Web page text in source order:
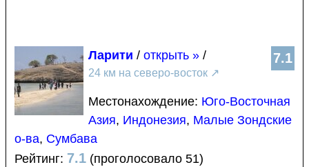
7.1
Ларити / открыть » /
24 км на северо-восток ↗
Местонахождение: Юго-Восточная
Азия, Индонезия, Малые Зондские
о-ва, Сумбава
Рейтинг: 7.1 (проголосовало 51)